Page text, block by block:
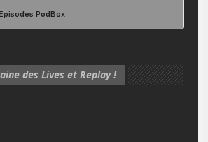
des Lives et Replay !